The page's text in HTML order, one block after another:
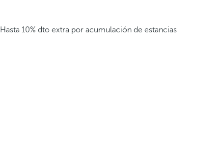
Hasta 10% dto extra por acumulación de estancias